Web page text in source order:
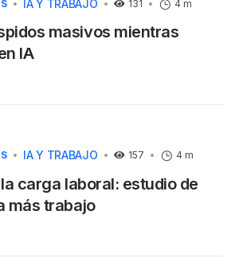
IA Y TRABAJO 131 4 m
masivos mientras
IA
IA Y TRABAJO 157 4 m
carga laboral: estudio de
más trabajo